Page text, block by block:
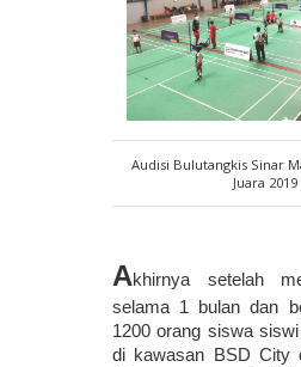
Audisi Bulutangkis Sinar
Juara 2019
Akhirnya setelah
selama 1 bulan dan
1200 orang siswa
di kawasan BSD City